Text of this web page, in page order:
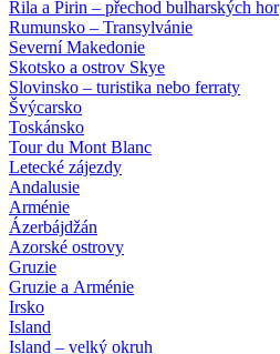
Rila a Pirin – přechod bulharských hor
Rumunsko – Transylvánie
Severní Makedonie
Skotsko a ostrov Skye
Slovinsko – turistika nebo ferraty
Švýcarsko
Toskánsko
Tour du Mont Blanc
Letecké zájezdy
Andalusie
Arménie
Ázerbájdžán
Azorské ostrovy
Gruzie
Gruzie a Arménie
Irsko
Island
Island – velký okruh